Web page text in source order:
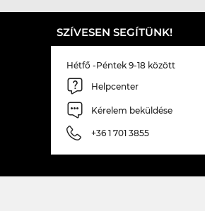
SZÍVESEN SEGÍTÜNK!
Hétfő -Péntek 9-18 között
Helpcenter
Kérelem beküldése
+36 1 701 3855